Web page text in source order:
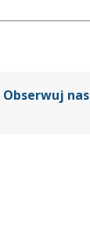
Obserwuj nas